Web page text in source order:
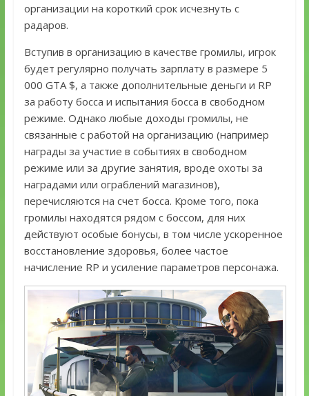
организации на короткий срок исчезнуть с
радаров.
Вступив в организацию в качестве громилы, игрок
будет регулярно получать зарплату в размере 5
000 GTA $, а также дополнительные деньги и RP
за работу босса и испытания босса в свободном
режиме. Однако любые доходы громилы, не
связанные с работой на организацию (например
награды за участие в событиях в свободном
режиме или за другие занятия, вроде охоты за
наградами или ограблений магазинов),
перечисляются на счет босса. Кроме того, пока
громилы находятся рядом с боссом, для них
действуют особые бонусы, в том числе ускоренное
восстановление здоровья, более частое
начисление RP и усиление параметров персонажа.